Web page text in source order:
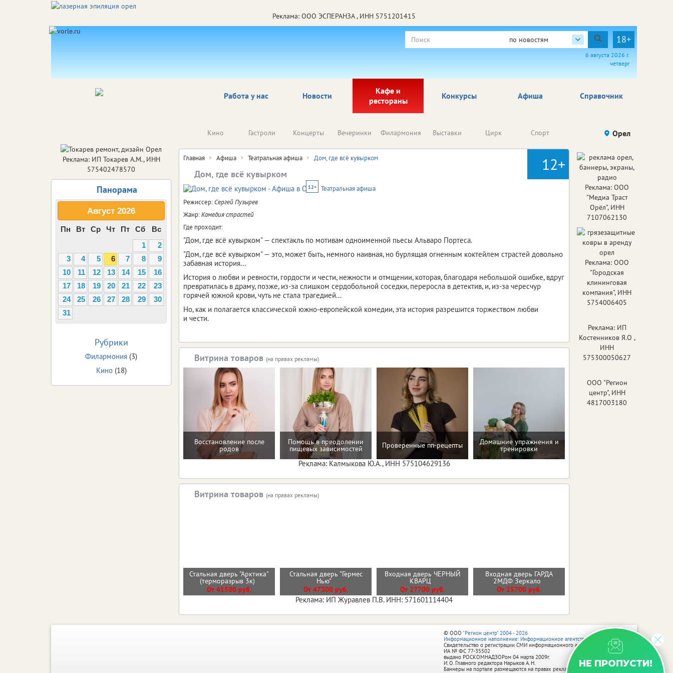
Реклама: ООО ЭСПЕРАНЗА , ИНН 5751201415
по новостям 18+
6 августа 2026 г.
четверг
Работа у нас Новости
Кафе и
рестораны
Афиша Справочник
Конкурсы
Кино Гастроли Концерты Вечеринки Филармония Выставки Цирк Спорт конкурсов
Орел
12+
Главная Афиша Театральная афиша Дом, где всё кувырком
Дом, где всё кувырком
12+
Театральная афиша
Режиссер: Сергей Пузырев
Жанр:Комедия страстей
Где проходит:
"Дом, где всё кувырком" — спектакль по мотивам одноименной пьесы Альваро Портеса.
"Дом, где всё кувырком" — это, может быть, немного наивная, но бурлящая огненным коктейлем страстей довольно
забавная история...
История о любви и ревности, гордости и чести, нежности и отмщении, которая, благодаря небольшой ошибке, вдруг
превратилась в драму, позже, из-за слишком сердобольной соседки, переросла в детектив, и, из-за чересчур
горячей южной крови, чуть не стала трагедией...
Но, как и полагается классической южно-европейской комедии, эта история разрешится торжеством любви
и чести.
Витрина товаров (на правах рекламы)
Восстановление после
родов
Помощь в преодолении
пищевых зависимостей Проверенные пп-рецепты Домашние упражнения и
тренировки
Реклама: Калмыкова Ю.А., ИНН 575104629136
Витрина товаров (на правах рекламы)
Стальная дверь "Арктика"
(терморазрыв 3к)
От 41500 руб.
Стальная дверь "Гермес
Нью"
От 47300 руб.
Входная дверь ЧЕРНЫЙ
КВАРЦ
От 27700 руб.
Входная дверь ГАРДА
2МДФ Зеркало
От 25700 руб.
Реклама: ИП Журавлев П.В. ИНН: 571601114404
Реклама: ИП Токарев А.М., ИНН
575402478570
Панорама
Август 2026
Пн Вт Ср Чт Пт Сб
Вс
1
2
3
4 5 6 7 8
9
10
11 12 13 14 15
16
17
18 19 20 21 22
23
24
25 26 27 28 29
30
31
Рубрики
Филармония (3)
Кино(18)
Реклама: ООО
"Медиа Траст
Орёл", ИНН
7107062130
Реклама: ООО
"Городская
клининговая
компания", ИНН
5754006405
Реклама: ИП
Костенников Я.О ,
ИНН
575300050627
ООО "Регион
центр", ИНН
4817003180
НЕ ПРОПУСТИ!
© ООО "Регион центр" 2004 - 2026
Информационное наполнение: Информационное агентство vRossii.ru
Свидетельство о регистрации СМИ информационного агентства vRossii.ru
ИА № ФС 77‑35502
выдано РОСКОМНАДЗОРом 04 марта 2009г.
И. О. Главного редактора Нарыков А. Н.
Баннеры на портале размещаются на правах рекламы.